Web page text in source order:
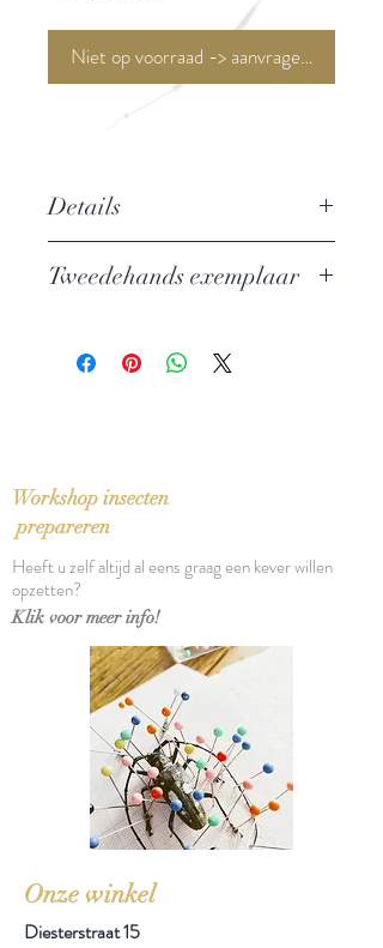
Niet op voorraad -> aanvragen <-
Details
Uitgever: Elmar
Bindwijze: Paperback
Tweedehands exemplaar
Workshop insecten
prepareren
Heeft u zelf altijd al eens graag een kever willen
opzetten?
Klik voor meer info!
Onze winkel
Diesterstraat 15